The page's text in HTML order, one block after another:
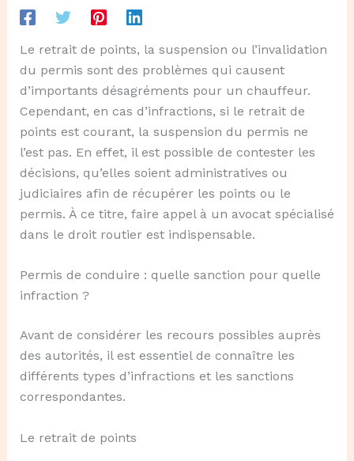
Le retrait de points, la suspension ou l’invalidation
du permis sont des problèmes qui causent
d’importants désagréments pour un chauffeur.
Cependant, en cas d’infractions, si le retrait de
points est courant, la suspension du permis ne
l’est pas. En effet, il est possible de contester les
décisions, qu’elles soient administratives ou
judiciaires afin de récupérer les points ou le
permis. À ce titre, faire appel à un avocat spécialisé
dans le droit routier est indispensable.
Permis de conduire : quelle sanction pour quelle
infraction ?
Avant de considérer les recours possibles auprès
des autorités, il est essentiel de connaître les
différents types d’infractions et les sanctions
correspondantes.
Le retrait de points